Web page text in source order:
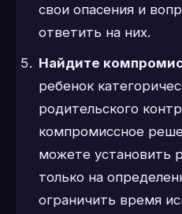
свои опасения и
ответить на них.
Найдите
ребенок
родительского
компромиссное
можете установить
только на
ограничить время